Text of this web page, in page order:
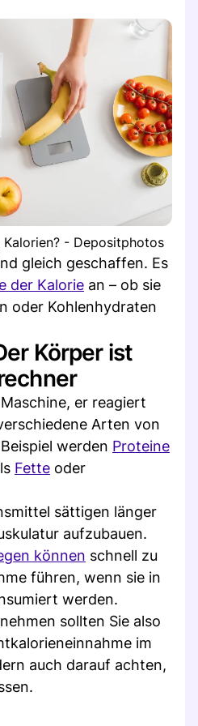
Kalorien? - Depositphotos
gleich geschaffen. Es
der Kalorie an – ob sie
oder Kohlenhydraten
Körper ist
er reagiert
Arten von
werden Proteine
Fette oder
sättigen länger
aufzubauen.
können schnell zu
führen, wenn sie in
werden.
sollten Sie also
im
auch darauf achten,